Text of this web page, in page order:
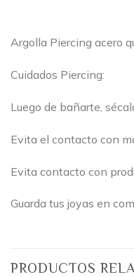
Argolla Piercing acero
Cuidados Piercing:
Luego de bañarte,
Evita el contacto con
Evita contacto con
Guarda tus joyas en
PRODUCTOS